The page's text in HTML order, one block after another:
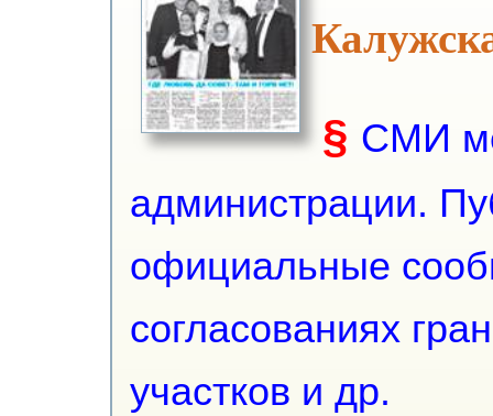
§ СМИ
администрации.
официальные
согласованиях
участков и др.